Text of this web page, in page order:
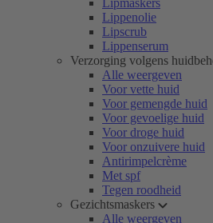
Lipmaskers
Lippenolie
Lipscrub
Lippenserum
Verzorging volgens
Alle weergeven
Voor vette huid
Voor gemengde huid
Voor gevoelige huid
Voor droge huid
Voor onzuivere huid
Antirimpelcrème
Met spf
Tegen roodheid
Gezichtsmaskers
Alle weergeven